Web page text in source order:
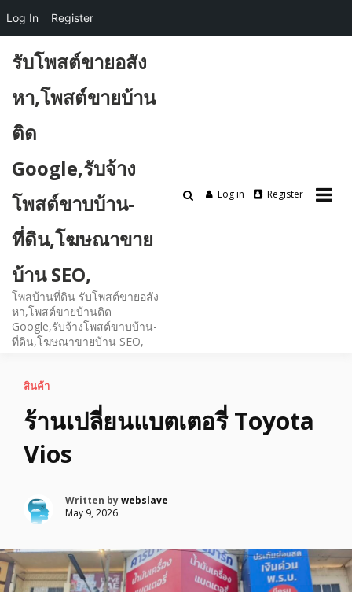
content
รับโพสต์ขายอสัง
หา,โพสต์ขายบ้าน
ติด
Google,รับจ้าง
โพสต์ขาบบ้าน-
ที่ดิน,โฆษณาขาย
บ้าน SEO,
โพสบ้านที่ดิน รับโพสต์ขายอสัง
หา,โพสต์ขายบ้านติด
Google,รับจ้างโพสต์ขาบบ้าน-
ที่ดิน,โฆษณาขายบ้าน SEO,
Log in Register
สินค้า
ร้านเปลี่ยนแบตเตอรี่ Toyota
Vios
Written bywebslave
May 9, 2026
Log In Register